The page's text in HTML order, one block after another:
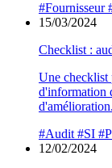
#Fournisseur
15/03/2024
Checklist :
Une checklist
d'information
d'amélioration.
#Audit #SI
12/02/2024